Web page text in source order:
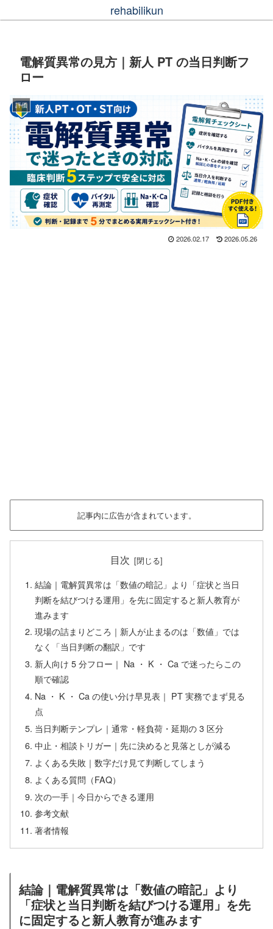
rehabilikun
電解質異常の見方｜新人 PT の当日判断フ
ロー
評価
2026.02.17 2026.05.26
記事内に広告が含まれています。
目次
結論｜電解質異常は「数値の暗記」より「症状と当日
判断を結びつける運用」を先に固定すると新人教育が
進みます
現場の詰まりどころ｜新人が止まるのは「数値」では
なく「当日判断の翻訳」です
新人向け 5 分フロー｜ Na ・ K ・ Ca で迷ったらこの
順で確認
Na ・ K ・ Ca の使い分け早見表｜ PT 実務でまず見る
点
当日判断テンプレ｜通常・軽負荷・延期の 3 区分
中止・相談トリガー｜先に決めると見落としが減る
よくある失敗｜数字だけ見て判断してしまう
よくある質問（FAQ）
次の一手｜今日からできる運用
参考文献
著者情報
結論｜電解質異常は「数値の暗記」より
「症状と当日判断を結びつける運用」を先
に固定すると新人教育が進みます